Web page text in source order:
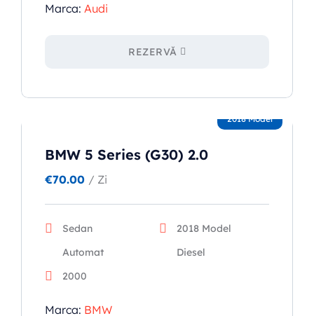
Marca: Audi
REZERVĂ
2018 Model
BMW 5 Series (G30) 2.0
€70.00 / Zi
Sedan
2018 Model
Automat
Diesel
2000
Marca: BMW